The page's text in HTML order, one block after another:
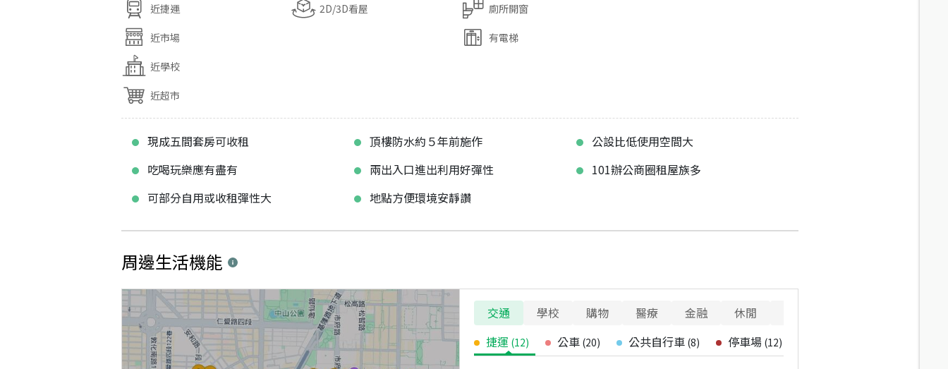
近捷運
近市場
近學校
近超市
2D/3D看屋 廁所開窗
有電梯
現成五間套房可收租 頂樓防水約５年前施作
公設比低使用空間大
吃喝玩樂應有盡有
兩出入口進出利用好彈性
101辦公商圈租屋族多
可部分自用或收租彈性大
地點方便環境安靜讚
周邊生活機能
交通 學校 購物 醫療 金融 休閒
捷運 (12) 公車 (20) 公共自行車 (8) 停車場 (12)